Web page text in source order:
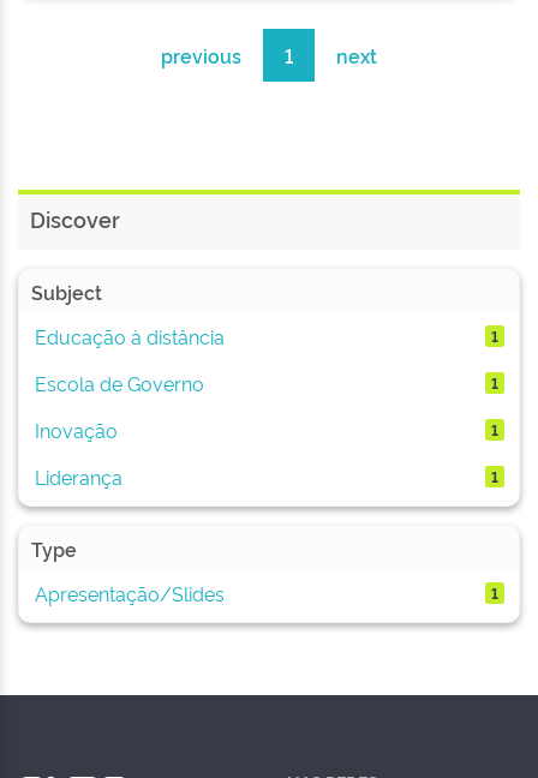
previous 1 next
Discover
Subject
Educação à distância
1
Escola de Governo 1
Inovação 1
Liderança 1
Type
Apresentação/Slides
1